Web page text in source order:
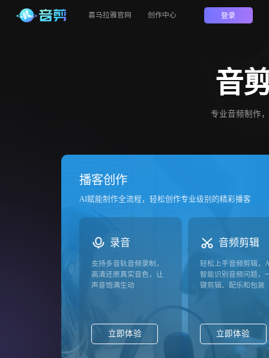
喜马拉雅官网 创作中心 登录
音
专业音频制作
播客创作
AI赋能制作全流程，轻松创作专业级别的精彩播客
录音
支持多音轨音频录制，
高清还原真实音色，让
声音饱满生动
立即体验
音频剪辑
轻松上手音频剪辑，
智能识别音频问题，
键剪辑、配乐和包装
立即体验